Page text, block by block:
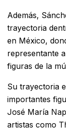
Además,
trayectoria
en México,
representante
figuras de la
Su trayectoria
importantes
José María
artistas como